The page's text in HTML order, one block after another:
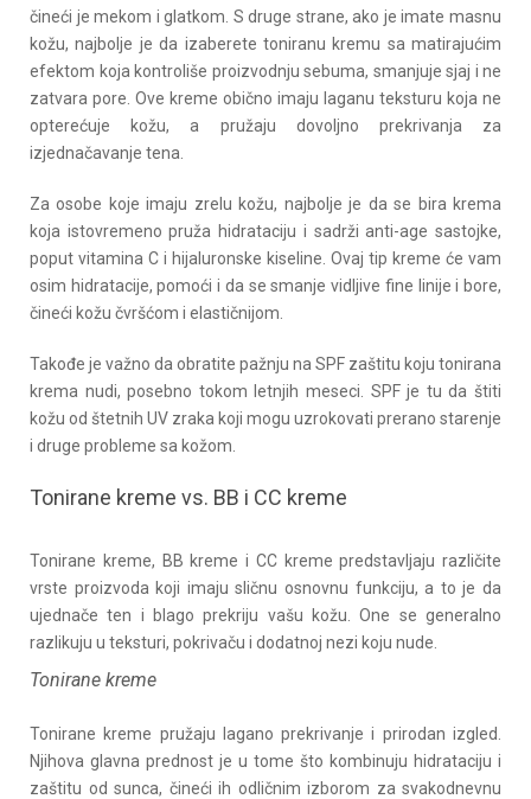
čineći je mekom i glatkom. S druge strane, ako je imate masnu
kožu, najbolje je da izaberete toniranu kremu sa matirajućim
efektom koja kontroliše proizvodnju sebuma, smanjuje sjaj i ne
zatvara pore. Ove kreme obično imaju laganu teksturu koja ne
opterećuje kožu, a pružaju dovoljno prekrivanja za
izjednačavanje tena.
Za osobe koje imaju zrelu kožu, najbolje je da se bira krema
koja istovremeno pruža hidrataciju i sadrži anti-age sastojke,
poput vitamina C i hijaluronske kiseline. Ovaj tip kreme će vam
osim hidratacije, pomoći i da se smanje vidljive fine linije i bore,
čineći kožu čvršćom i elastičnijom.
Takođe je važno da obratite pažnju na SPF zaštitu koju tonirana
krema nudi, posebno tokom letnjih meseci. SPF je tu da štiti
kožu od štetnih UV zraka koji mogu uzrokovati prerano starenje
i druge probleme sa kožom.
Tonirane kreme vs. BB i CC kreme
Tonirane kreme, BB kreme i CC kreme predstavljaju različite
vrste proizvoda koji imaju sličnu osnovnu funkciju, a to je da
ujednače ten i blago prekriju vašu kožu. One se generalno
razlikuju u teksturi, pokrivaču i dodatnoj nezi koju nude.
Tonirane kreme
Tonirane kreme pružaju lagano prekrivanje i prirodan izgled.
Njihova glavna prednost je u tome što kombinuju hidrataciju i
zaštitu od sunca, čineći ih odličnim izborom za svakodnevnu